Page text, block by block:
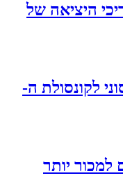
כל תאריכי היציאה של
לקונסולת ה-
למכור יותר